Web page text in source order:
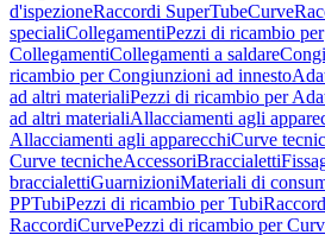
d'ispezioneRaccordi SuperTubeCurve
specialiCollegamentiPezzi di ricambio per
CollegamentiCollegamenti a saldare
ricambio per Congiunzioni ad innesto
ad altri materialiPezzi di ricambio per
ad altri materialiAllacciamenti agli
Allacciamenti agli apparecchiCurve
Curve tecnicheAccessoriBraccialetti
braccialettiGuarnizioniMateriali di
PPTubiPezzi di ricambio per Tubi
RaccordiCurvePezzi di ricambio per